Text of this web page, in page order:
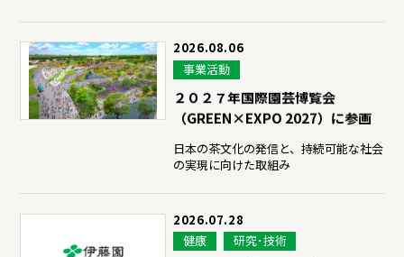
サイエンスキャッスル研究費
共同研究公募制度 伊藤園ウェルネスフォーラム
研究開発トップ
株式関連情報
IRイベント
IRライブラリ
ディスクロージャーポリシー
グローバルサイト お問い合わせ
2026.08.06
事業活動
２０２７年国際園芸博覧会
（GREEN×EXPO 2027）に参画
日本の茶文化の発信と、持続可能な社会
の実現に向けた取組み
2026.07.28
健康
研究･技術